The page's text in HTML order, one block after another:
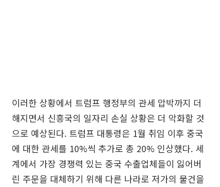
이러한 상황에서 트럼프 행정부의 관세 압박까지 더
해지면서 신흥국의 일자리 손실 상황은 더 악화할 것
으로 예상된다. 트럼프 대통령은 1월 취임 이후 중국
에 대한 관세를 10%씩 추가로 총 20% 인상했다. 세
계에서 가장 경쟁력 있는 중국 수출업체들이 잃어버
린 주문을 대체하기 위해 다른 나라로 저가의 물건을